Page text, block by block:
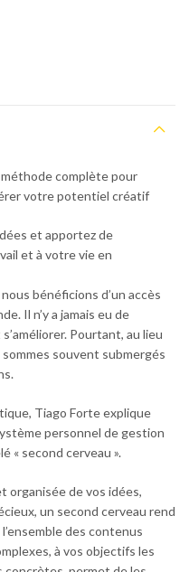
méthode complète pour
votre potentiel créatif
et apportez de
et à votre vie en
bénéficions d’un accès
Il n’y a jamais eu de
Pourtant, au lieu
souvent submergés
Tiago Forte explique
personnel de gestion
« second cerveau ».
organisée de vos idées,
un second cerveau rend
des contenus
à vos objectifs les